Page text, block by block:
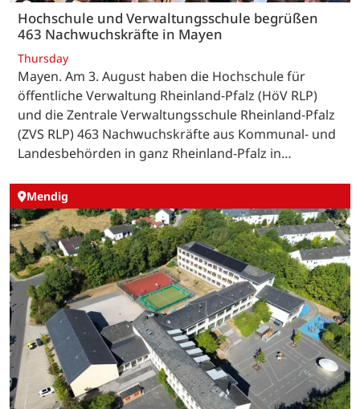
Hochschule und Verwaltungsschule begrüßen
463 Nachwuchskräfte in Mayen
Thursday
Mayen. Am 3. August haben die Hochschule für
öffentliche Verwaltung Rheinland-Pfalz (HöV RLP)
und die Zentrale Verwaltungsschule Rheinland-Pfalz
(ZVS RLP) 463 Nachwuchskräfte aus Kommunal- und
Landesbehörden in ganz Rheinland-Pfalz in…
Mendig